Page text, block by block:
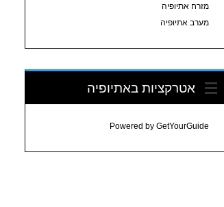
מזרח אתיופיה
מערב אתיופיה
אטרקציות באתיופיה
Powered by GetYourGuide